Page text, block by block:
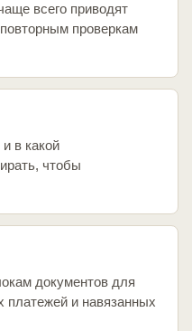
всего приводят
проверкам
в какой
чтобы
документов для
платежей и навязанных